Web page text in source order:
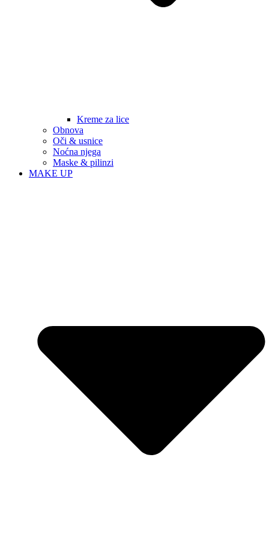
Kreme za lice
Obnova
Oči & usnice
Noćna njega
Maske & pilinzi
MAKE UP